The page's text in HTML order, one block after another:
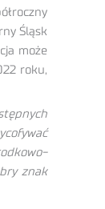
Śląsk
może
roku,
znak